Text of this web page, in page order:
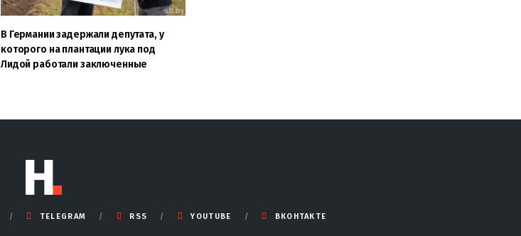
В Германии задержали депутата, у
которого на плантации лука под
Лидой работали заключенные
TELEGRAM RSS YOUTUBE ВКОНТАКТЕ